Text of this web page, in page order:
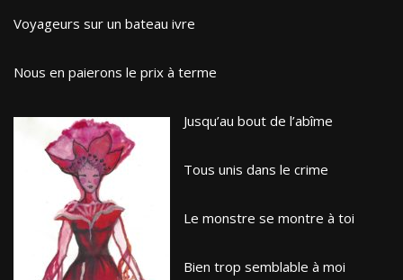
Voyageurs sur un bateau ivre
Nous en paierons le prix à terme
Jusqu’au bout de l’abîme
Tous unis dans le crime
Le monstre se montre à toi
Bien trop semblable à moi